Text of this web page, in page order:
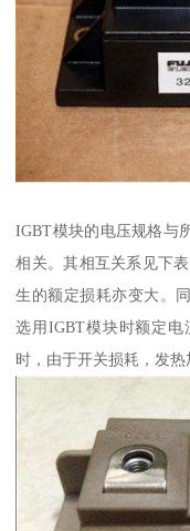
IGBT模块的电压规格与
相关。其相互关系见下
生的额定损耗亦变大。
选用IGBT模块时额定
时，由于开关损耗，发热